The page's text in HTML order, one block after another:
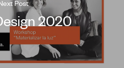
Post
2020